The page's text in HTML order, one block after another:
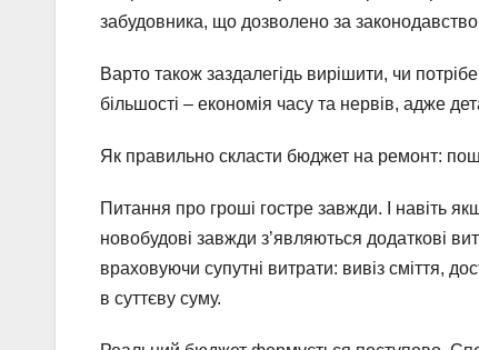
забудовника, що дозволено за
Варто також заздалегідь вирішити, чи
більшості – економія часу та нервів, адже
Як правильно скласти бюджет на ремонт:
Питання про гроші гостре завжди. І навіть
новобудові завжди з’являються додаткові
враховуючи супутні витрати: вивіз сміття,
в суттєву суму.